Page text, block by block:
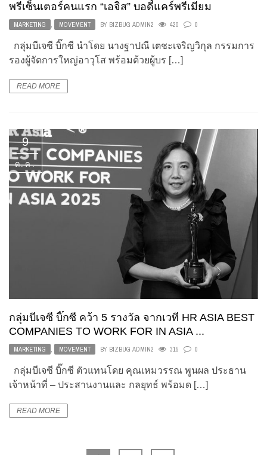
พรีเซ็นเตอร์คนแรก “เอจิส” บอดี้แคร์พรีเมียม
MARKETING , MOVEMENT BY BIZBUG ADMIN2 420 0
กลุ่มบีเจซี บิ๊กซี นำโดย นางฐาปณี เตชะเจริญวิกุล กรรมการ
รองผู้จัดการใหญ่อาวุโส พร้อมด้วยผู้บร […]
READ MORE
9
ต.ค.
กลุ่มบีเจซี บิ๊กซี คว้า 5 รางวัล จากเวที HR ASIA BEST
COMPANIES TO WORK FOR IN ASIA ...
MARKETING MOVEMENT BY BIZBUG ADMIN2 315 0
กลุ่มบีเจซี บิ๊กซี ตัวแทนโดย คุณเหมวรรณ พูนผล ประธาน
เจ้าหน้าที่ – ประสานงานและ กลยุทธ์ พร้อมด […]
READ MORE